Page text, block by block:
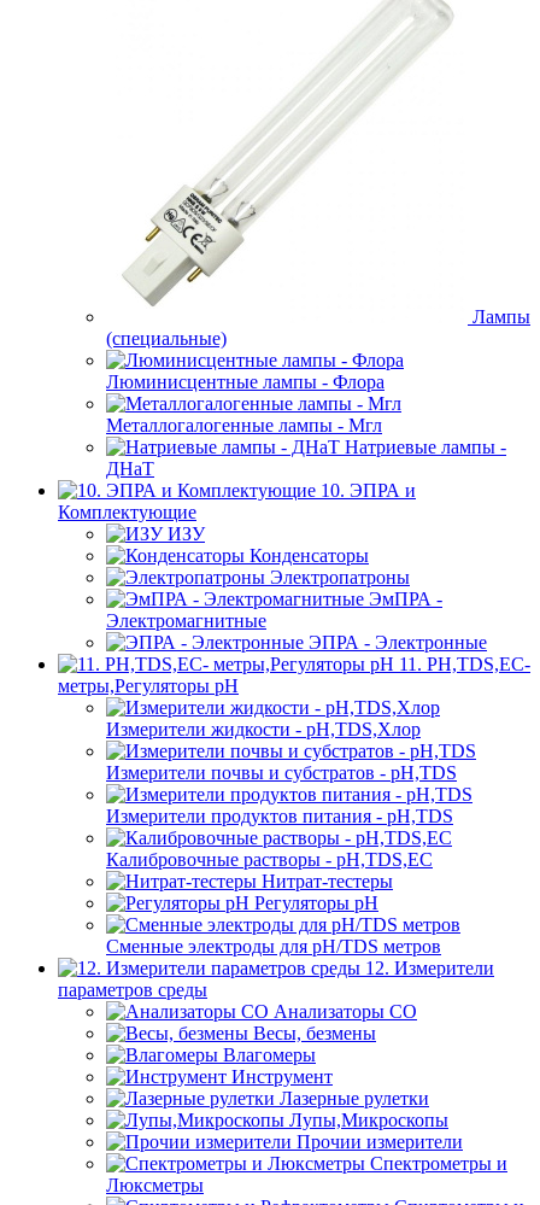
Лампы
(специальные)
Люминисцентные лампы - Флора
Металлогалогенные лампы - Мгл
Натриевые лампы -
ДНаТ
10. ЭПРА и
Комплектующие
ИЗУ
Конденсаторы
Электропатроны
ЭмПРА -
Электромагнитные
ЭПРА - Электронные
11. PH,TDS,EC-
метры,Регуляторы pН
Измерители жидкости - pH,TDS,Хлор
Измерители почвы и субстратов - pH,TDS
Измерители продуктов питания - pH,TDS
Калибровочные растворы - pH,TDS,EC
Нитрат-тестеры
Регуляторы pН
Сменные электроды для pH/TDS метров
12. Измерители
параметров среды
Анализаторы CO
Весы, безмены
Влагомеры
Инструмент
Лазерные рулетки
Лупы,Микроскопы
Прочии измерители
Спектрометры и
Люксметры